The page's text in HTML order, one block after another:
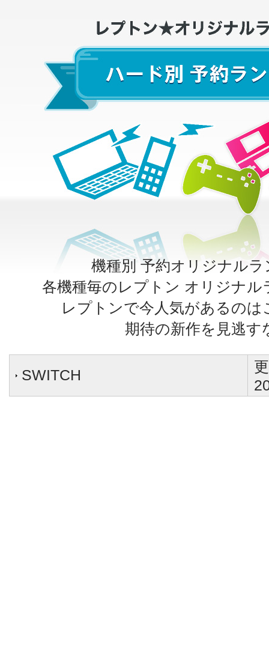
機種別 予約オリジナル
各機種毎のレプトン オリジナル
レプトンで今人気があるのは
期待の新作を見逃す
SWITCH